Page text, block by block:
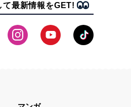
て最新情報をGET!